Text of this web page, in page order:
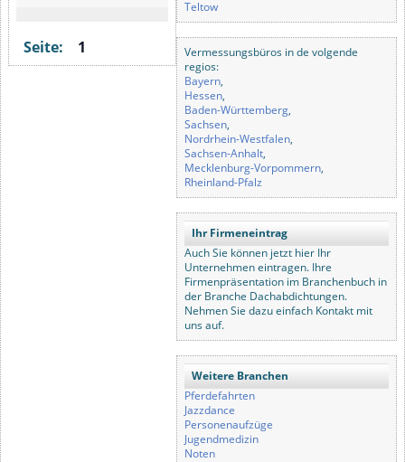
Seite: 1
Teltow
Vermessungsbüros in de volgende
regios:
Bayern,
Hessen,
Baden-Württemberg,
Sachsen,
Nordrhein-Westfalen,
Sachsen-Anhalt,
Mecklenburg-Vorpommern,
Rheinland-Pfalz
Ihr Firmeneintrag
Auch Sie können jetzt hier Ihr
Unternehmen eintragen. Ihre
Firmenpräsentation im Branchenbuch in
der Branche Dachabdichtungen.
Nehmen Sie dazu einfach Kontakt mit
uns auf.
Weitere Branchen
Pferdefahrten
Jazzdance
Personenaufzüge
Jugendmedizin
Noten